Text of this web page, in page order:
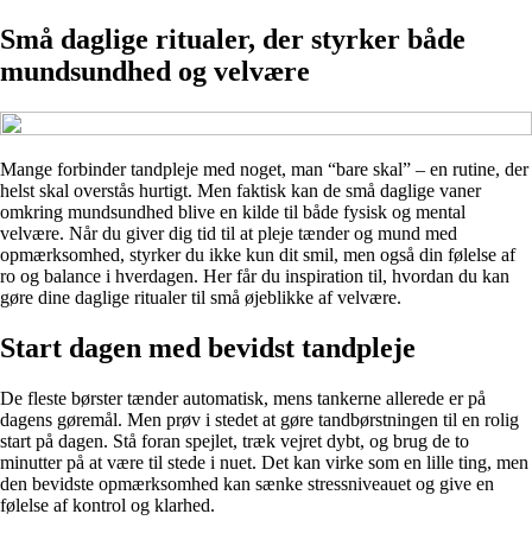
Små daglige ritualer, der styrker både
mundsundhed og velvære
Mange forbinder tandpleje med noget, man “bare skal” – en rutine, der
helst skal overstås hurtigt. Men faktisk kan de små daglige vaner
omkring mundsundhed blive en kilde til både fysisk og mental
velvære. Når du giver dig tid til at pleje tænder og mund med
opmærksomhed, styrker du ikke kun dit smil, men også din følelse af
ro og balance i hverdagen. Her får du inspiration til, hvordan du kan
gøre dine daglige ritualer til små øjeblikke af velvære.
Start dagen med bevidst tandpleje
De fleste børster tænder automatisk, mens tankerne allerede er på
dagens gøremål. Men prøv i stedet at gøre tandbørstningen til en rolig
start på dagen. Stå foran spejlet, træk vejret dybt, og brug de to
minutter på at være til stede i nuet. Det kan virke som en lille ting, men
den bevidste opmærksomhed kan sænke stressniveauet og give en
følelse af kontrol og klarhed.